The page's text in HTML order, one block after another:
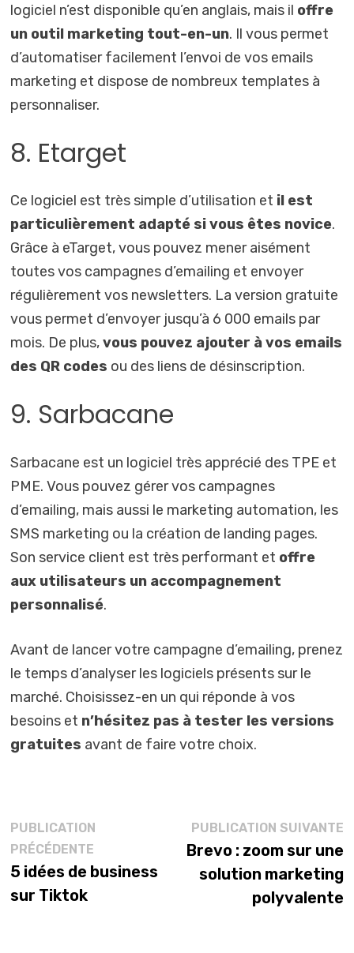
logiciel n’est disponible qu’en anglais, mais il offre
un outil marketing tout-en-un. Il vous permet
d’automatiser facilement l’envoi de vos emails
marketing et dispose de nombreux templates à
personnaliser.
8. Etarget
Ce logiciel est très simple d’utilisation et il est
particulièrement adapté si vous êtes novice.
Grâce à eTarget, vous pouvez mener aisément
toutes vos campagnes d’emailing et envoyer
régulièrement vos newsletters. La version gratuite
vous permet d’envoyer jusqu’à 6 000 emails par
mois. De plus,vous pouvez ajouter à vos emails
des QR codes ou des liens de désinscription.
9. Sarbacane
Sarbacane est un logiciel très apprécié des TPE et
PME. Vous pouvez gérer vos campagnes
d’emailing, mais aussi le marketing automation, les
SMS marketing ou la création de landing pages.
Son service client est très performant et offre
aux utilisateurs un accompagnement
personnalisé.
Avant de lancer votre campagne d’emailing, prenez
le temps d’analyser les logiciels présents sur le
marché. Choisissez-en un qui réponde à vos
besoins et n’hésitez pas à tester les versions
gratuites avant de faire votre choix.
Navigation
de
l’article
PUBLICATION
PRÉCÉDENTEPublication
précédente :
5 idées de business
sur Tiktok
PUBLICATION SUIVANTE
Brevo : zoom sur une
solution marketing
polyvalente